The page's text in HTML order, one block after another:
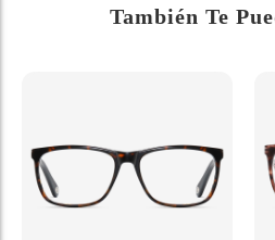
También Te